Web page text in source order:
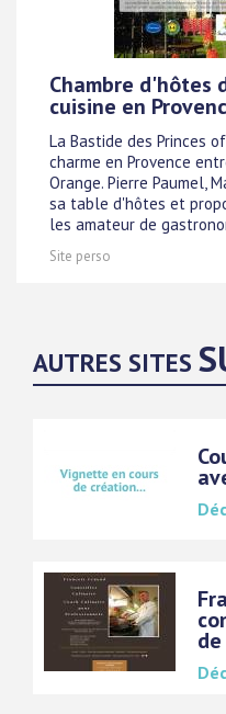
Chambre d'hôtes
cuisine en
La Bastide des Princes
charme en Provence
Orange. Pierre Paumel,
sa table d'hôtes et
les amateur de
Site perso
AUTRES SITES